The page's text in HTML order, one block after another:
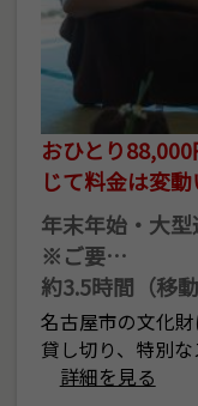
おひとり
じて料金は変
年末年始・大
※ご要…
約3.5時間（移
名古屋市の文化
貸し切り、特別
詳細を見る